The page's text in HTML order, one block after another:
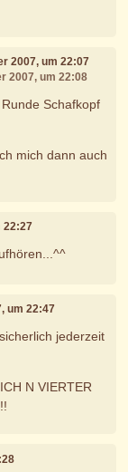
2007, um 22:07
2007, um 22:08
Schafkopf
mich dann auch
22:27
um 22:47
jederzeit
N VIERTER